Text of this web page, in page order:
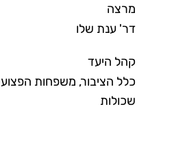
מרצה
דר' ענת שלו
קהל היעד
כלל הציבור, משפחות
שכולות